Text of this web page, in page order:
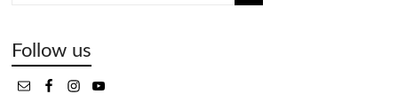
Follow us